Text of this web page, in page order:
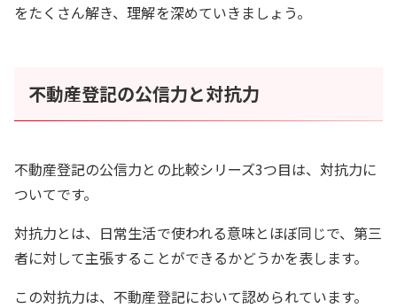
をたくさん解き、理解を深めていきましょう。
不動産登記の公信力と対抗力
不動産登記の公信力との比較シリーズ3つ目は、対抗力に
ついてです。
対抗力とは、日常生活で使われる意味とほぼ同じで、第三
者に対して主張することができるかどうかを表します。
この対抗力は、不動産登記において認められています。